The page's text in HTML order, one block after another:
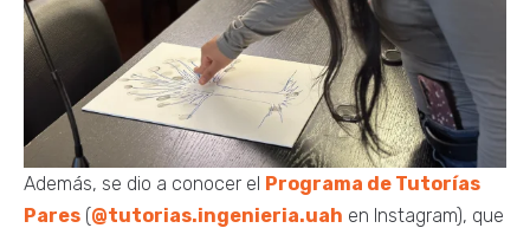
Además, se dio a conocer el Programa de Tutorías
Pares (@tutorias.ingenieria.uah en Instagram), que